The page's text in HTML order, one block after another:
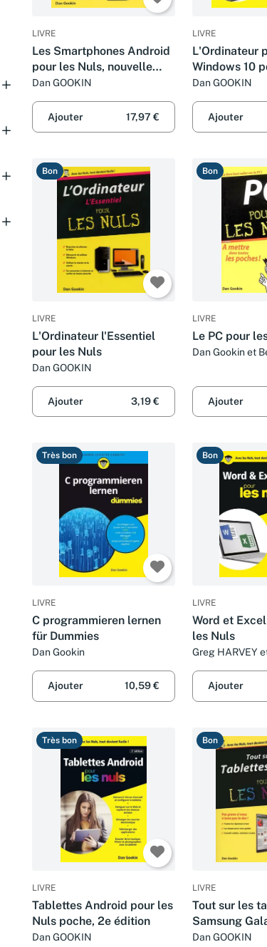
LIVRE
Les Smartphones Android
pour les Nuls, nouvelle
édition
Dan GOOKIN
Ajouter 17,97 €
LIVRE
L'Ordinateur
Windows 10
grand format,
Dan GOOKIN
Ajouter
Bon
LIVRE
L'Ordinateur l'Essentiel
pour les Nuls
Dan GOOKIN
Ajouter 3,19 €
Bon
LIVRE
Le PC pour
Dan Gookin et
Ajouter
Très bon
LIVRE
C programmieren lernen
für Dummies
Dan Gookin
Ajouter 10,59 €
Bon
LIVRE
Word et
les Nuls
Greg HARVEY
Ajouter
Très bon
LIVRE
Tablettes Android pour les
Nuls poche, 2e édition
Dan GOOKIN
Bon
LIVRE
Tout sur les
Samsung
Nuls
Dan GOOKIN